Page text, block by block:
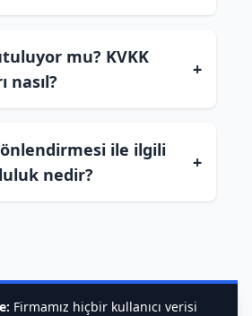
mu? KVKK
nasıl?
+
ile ilgili
nedir?
+
Firmamız hiçbir kullanıcı verisi